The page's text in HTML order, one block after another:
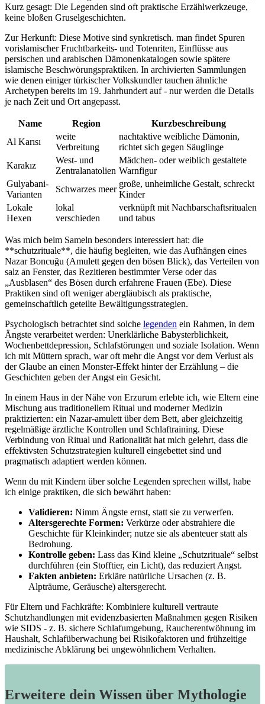
Kurz gesagt: Die Legenden sind oft praktische ⁤Erzählwerkzeuge,
keine bloßen Gruselgeschichten.
Zur‍ Herkunft: Diese Motive ‌sind‌ synkretisch. man findet ‍Spuren
vorislamischer Fruchtbarkeits- und Totenriten,⁣ Einflüsse aus
persischen und ‌arabischen Dämonenkatalogen sowie spätere
islamische Beschwörungspraktiken. In archivierten Sammlungen
wie denen einiger türkischer ‍Volkskundler ⁤tauchen‍ ähnliche
Archetypen bereits im ⁣19.⁣ Jahrhundert ⁤auf ⁢-‍ nur werden die Details
je​ nach Zeit und ​Ort ‍angepasst.
Name Region
Kurzbeschreibung
Al Karısı
weite ​
Verbreitung
nachtaktive weibliche Dämonin,
richtet‌ sich gegen Säuglinge
Karakız
West-⁣ und⁢
Zentralanatolien
Mädchen- oder weiblich ‍gestaltete
Warnfigur
Gulyabani-
Varianten
Schwarzes meer
große,‌ unheimliche Gestalt,‍ schreckt‍
Kinder
Lokale​
Hexen
lokal
⁤verschieden
verknüpft mit Nachbarschaftsritualen
und tabus
Was mich beim ​Sameln besonders interessiert hat: die
⁢**schutzrituale**, ‍die häufig begleiten, wie das Aufhängen‍ eines
Nazar Boncuğu⁣ (Amulett ‌gegen den ⁢bösen​ Blick), das Verteilen von
salz an Fenster, das ‌Rezitieren bestimmter‍ Verse oder ‍das
„Ausblasen“ ⁢des​ Bösen durch erfahrene Frauen​ (Ebe).‌ Diese
Praktiken sind oft weniger abergläubisch als praktische,
gemeinschaftlich​ geteilte⁢ Bewältigungsstrategien.
Psychologisch betrachtet sind solche legenden ​ ein Rahmen, in dem
Ängste ‍verarbeitet werden:​ Unerklärliche Babysterblichkeit,‌
Wochenbettdepression, Schlafstörungen und ⁤soziale Isolation. ⁣Wenn​
ich mit Müttern sprach, war oft‌ mehr die Angst vor dem Verlust als
der Glaube‍ an einen ‌Monster-Effekt ‍hinter der Erzählung – die
Geschichten geben der Angst ⁢ein⁣ Gesicht.
In einem Haus in der Nähe von Erzurum erlebte ⁢ich,‌ wie Eltern eine​
Mischung ‍aus traditionellem Ritual und moderner Medizin
praktizierten: ein Nazar-amulett⁢ über dem Bett, ⁢aber gleichzeitig
‌regelmäßige ärztliche‍ Kontrollen ​und Schlaftraining.⁤ Diese⁣
Verbindung von Ritual ⁤und⁣ Rationalität⁣ hat mich gelehrt, dass die
effektivsten Schutzstrategien kulturell eingebettet sind und
pragmatisch adaptiert werden können.
Wenn du mit Kindern über solche⁣ Legenden sprechen ⁢willst, habe
ich einige praktiken, die sich bewährt haben:
Validieren: Nimm Ängste ernst, ⁣statt sie zu​ verwerfen.
Altersgerechte⁢ Formen: Verkürze oder ‌abstrahiere die
Geschichte für Kleinkinder; nutze sie⁢ als abenteuer statt als
Bedrohung.
Kontrolle geben: Lass das Kind kleine⁢ „Schutzrituale“ ⁤selbst
durchführen (ein ⁤Stofftier, ⁤ein‌ Licht), das ⁢reduziert Angst.
Fakten anbieten: Erkläre ⁢natürliche Ursachen ⁢(z. B.
Alpträume, Geräusche) ⁣altersgerecht.
Für Eltern und Fachkräfte: Kombiniere kulturell vertraute
⁣Schutzhandlungen mit‍ evidenzbasierten Maßnahmen‌ gegen Risiken⁤
wie SIDS ⁣- z. ⁣B. sichere ‍Schlafumgebung, Raucherentwöhnung im
Haushalt, Schlafüberwachung bei Risikofaktoren und​ frühzeitige‍
medizinische Abklärung bei ungewöhnlichem Verhalten.
Erweitere dein Wissen über Mythologie